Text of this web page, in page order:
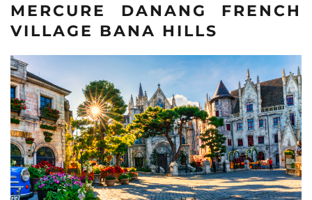
MERCURE DANANG FRENCH
VILLAGE BANA HILLS